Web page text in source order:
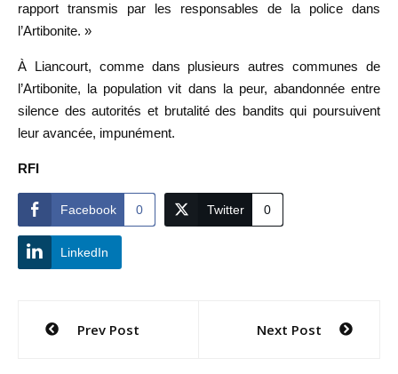
rapport transmis par les responsables de la police dans
l’Artibonite. »
À Liancourt, comme dans plusieurs autres communes de
l’Artibonite, la population vit dans la peur, abandonnée entre
silence des autorités et brutalité des bandits qui poursuivent
leur avancée, impunément.
RFI
Facebook 0 Twitter 0
LinkedIn
Navigation
Prev Post Next Post